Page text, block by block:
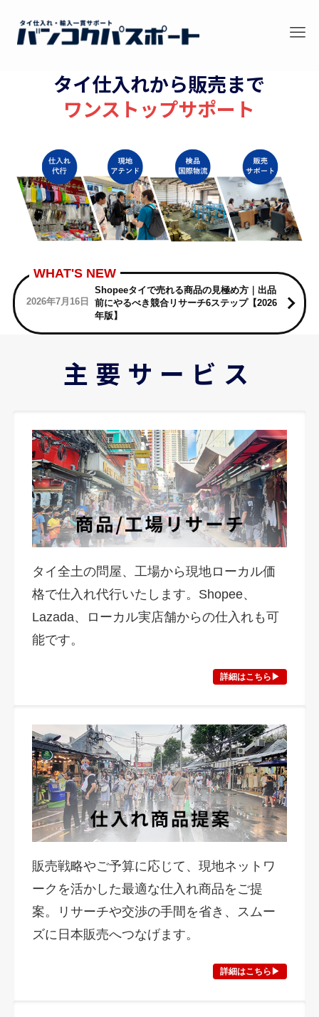
タイ仕入れから販売まで
ワンストップサポート
2026年7月16日
Shopeeタイで売れる商品の見極め方｜出品
前にやるべき競合リサーチ6ステップ【2026
年版】
主要サービス
タイ全土の問屋、工場から現地ローカル価
格で仕入れ代行いたします。Shopee、
Lazada、ローカル実店舗からの仕入れも可
能です。
詳細はこちら▶︎
販売戦略やご予算に応じて、現地ネットワ
ークを活かした最適な仕入れ商品をご提
案。リサーチや交渉の手間を省き、スムー
ズに日本販売へつなげます。
詳細はこちら▶︎